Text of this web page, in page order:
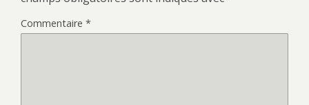
Commentaire *